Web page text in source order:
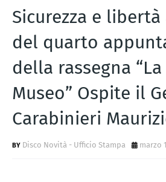
Sicurezza e
del quarto
della rassegna
Museo” Ospite il
Carabinieri
Disco Novità - Ufficio Stampa marzo